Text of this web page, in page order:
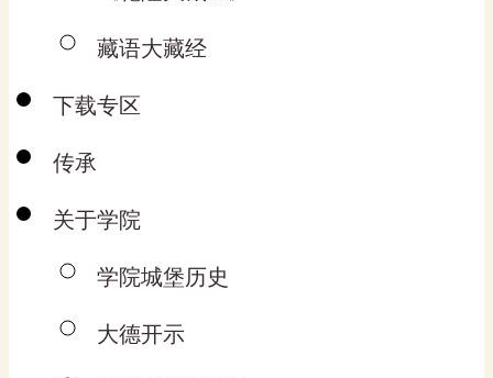
藏语大藏经
下载专区
传承
关于学院
学院城堡历史
大德开示